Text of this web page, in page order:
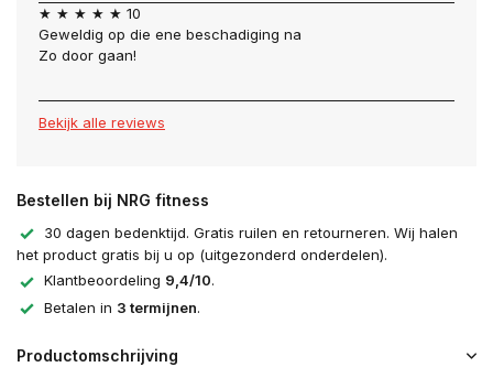
★ ★ ★ ★ ★ 10
Geweldig op die ene beschadiging na
Zo door gaan!
Bekijk alle reviews
Bestellen bij NRG fitness
30 dagen bedenktijd. Gratis ruilen en retourneren. Wij halen
het product gratis bij u op (uitgezonderd onderdelen).
Klantbeoordeling 9,4/10.
Betalen in 3 termijnen.
Productomschrijving